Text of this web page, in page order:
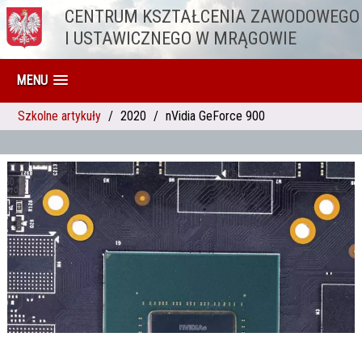
Przejdź do treściCENTRUM KSZTAŁCENIA ZAWODOWEGO
I USTAWICZNEGO W MRĄGOWIE
MENU
Szkolne artykuły 2020 nVidia GeForce 900